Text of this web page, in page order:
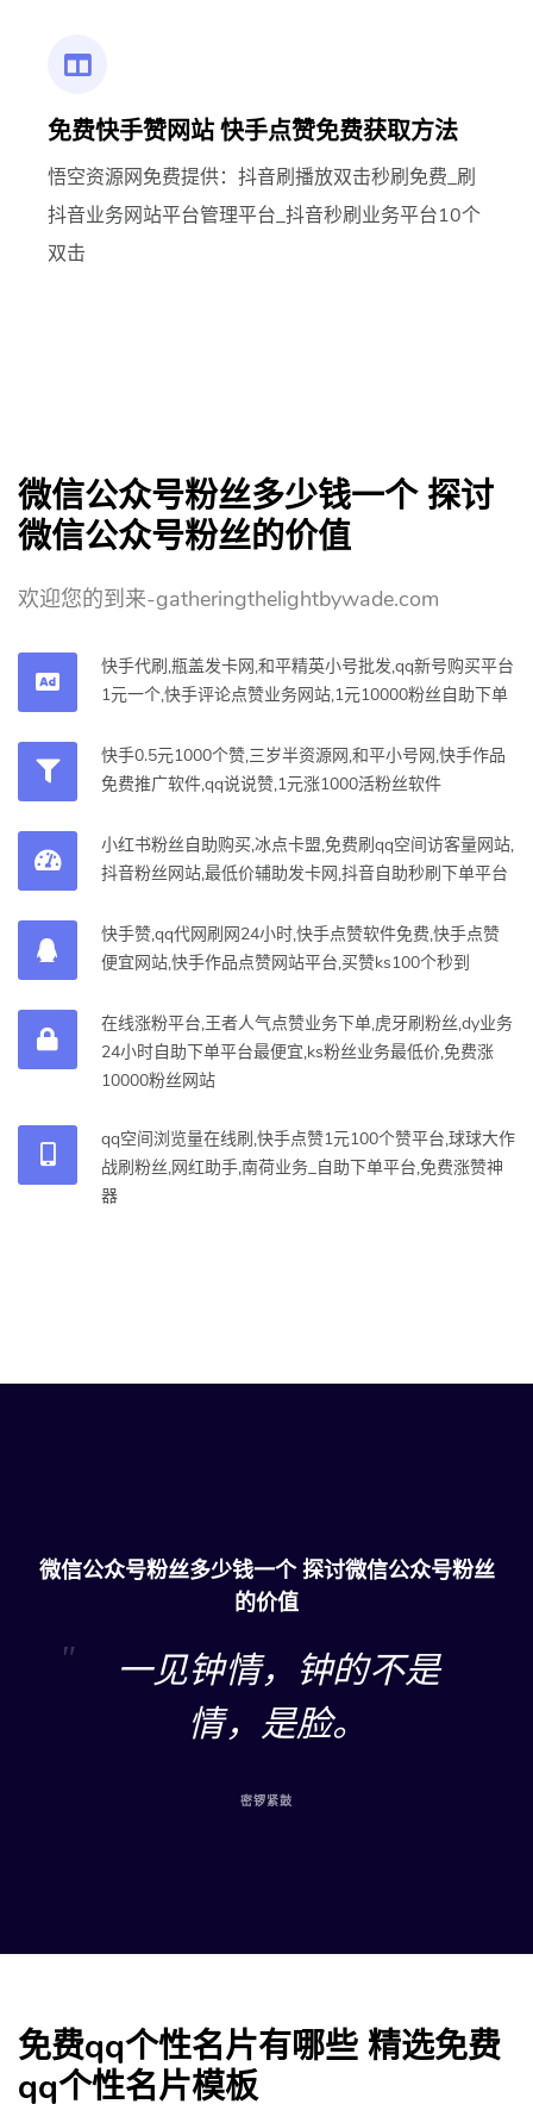
免费快手赞网站 快手点赞免费获取方法
悟空资源网免费提供：抖音刷播放双击秒刷免费_刷
抖音业务网站平台管理平台_抖音秒刷业务平台10个
双击
微信公众号粉丝多少钱一个 探讨
微信公众号粉丝的价值
欢迎您的到来-gatheringthelightbywade.com
快手代刷,瓶盖发卡网,和平精英小号批发,qq新号购买平台
1元一个,快手评论点赞业务网站,1元10000粉丝自助下单
快手0.5元1000个赞,三岁半资源网,和平小号网,快手作品
免费推广软件,qq说说赞,1元涨1000活粉丝软件
小红书粉丝自助购买,冰点卡盟,免费刷qq空间访客量网站,
抖音粉丝网站,最低价辅助发卡网,抖音自助秒刷下单平台
快手赞,qq代网刷网24小时,快手点赞软件免费,快手点赞
便宜网站,快手作品点赞网站平台,买赞ks100个秒到
在线涨粉平台,王者人气点赞业务下单,虎牙刷粉丝,dy业务
24小时自助下单平台最便宜,ks粉丝业务最低价,免费涨
10000粉丝网站
qq空间浏览量在线刷,快手点赞1元100个赞平台,球球大作
战刷粉丝,网红助手,南荷业务_自助下单平台,免费涨赞神
器
微信公众号粉丝多少钱一个 探讨微信公众号粉丝
的价值
一见钟情，钟的不是
情，是脸。
密锣紧鼓
免费qq个性名片有哪些 精选免费
qq个性名片模板